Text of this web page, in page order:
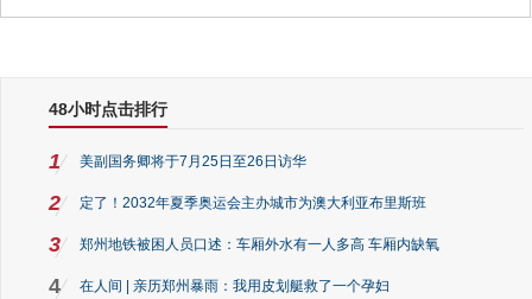
48小时点击排行
1 美副国务卿将于7月25日至26日访华
2 定了！2032年夏季奥运会主办城市为澳大利亚布里斯班
3 郑州地铁被困人员口述：车厢外水有一人多高 车厢内缺氧
4 在人间 | 亲历郑州暴雨：我用皮划艇救了一个孕妇